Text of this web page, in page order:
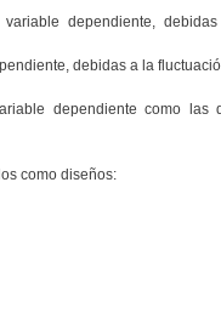
dependiente,
debidas a la
dependiente como las
como diseños: